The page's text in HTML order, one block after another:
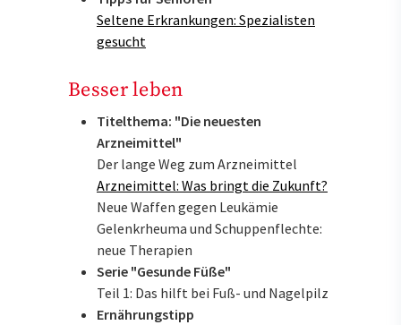
Seltene Erkrankungen: Spezialisten
gesucht
Besser leben
Titelthema: "Die neuesten
Arzneimittel"
Der lange Weg zum Arzneimittel
Arzneimittel: Was bringt die Zukunft?
Neue Waffen gegen Leukämie
Gelenkrheuma und Schuppenflechte:
neue Therapien
Serie "Gesunde Füße"
Teil 1: Das hilft bei Fuß- und Nagelpilz
Ernährungstipp